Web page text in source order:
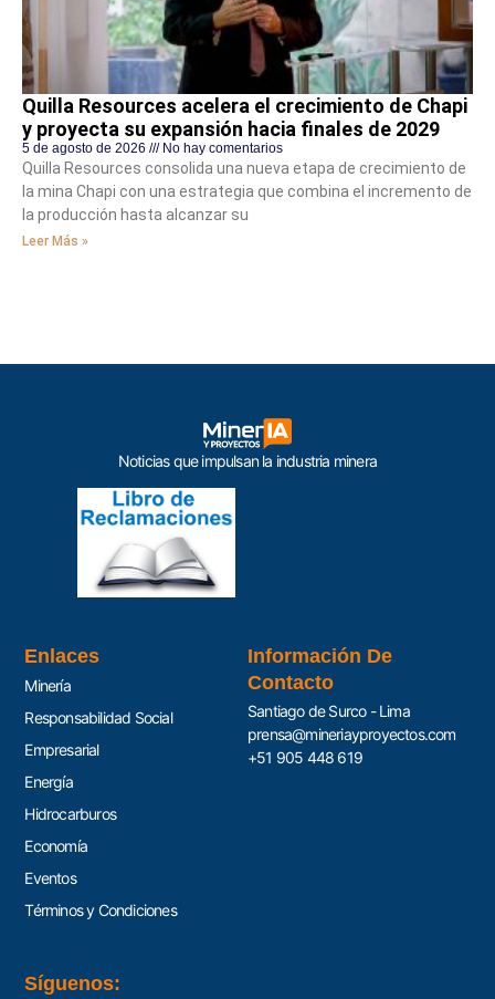
Quilla Resources acelera el crecimiento de Chapi
y proyecta su expansión hacia finales de 2029
5 de agosto de 2026 No hay comentarios
Quilla Resources consolida una nueva etapa de crecimiento de
la mina Chapi con una estrategia que combina el incremento de
la producción hasta alcanzar su
Leer Más »
Noticias que impulsan la industria minera
Enlaces
Minería
Responsabilidad Social
Empresarial
Energía
Hidrocarburos
Economía
Eventos
Términos y Condiciones
Información De
Contacto
Santiago de Surco - Lima
prensa@mineriayproyectos.com
+51 905 448 619
Síguenos: